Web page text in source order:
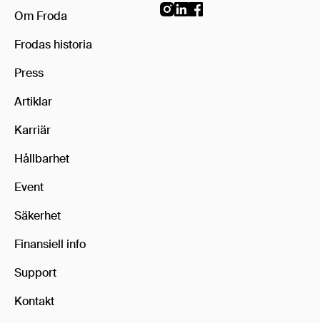
Om Froda
Frodas historia
Press
Artiklar
Karriär
Hållbarhet
Event
Säkerhet
Finansiell info
Support
Kontakt